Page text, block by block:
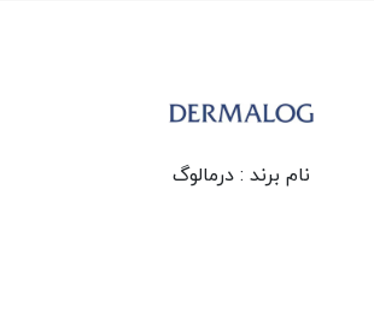
نام برند : درمالوگ